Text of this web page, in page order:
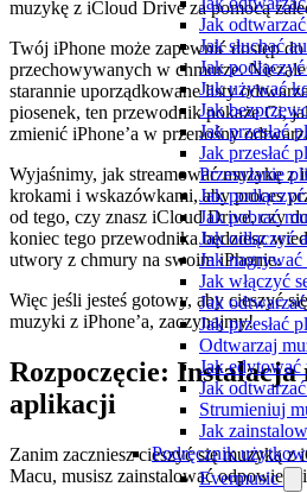
Jak
Jak słuchać
Jak
Jak używać
Jak
Jak przesłać
Jak przesłać
Przesyłanie
Jak
Jak pobrać
Jak
Jak
Jak włączyć
Jak
Jak przesłać
Odtwarzaj
Jak
Jak
Strumieniuj
Jak
Podręcznik
Evermusic
muzykę z iCloud Drive za pomocą
Twój iPhone może zapewnić dostęp
przechowywanych w chmurze.
starannie uporządkowane listy
piosenek, ten przewodnik pokaże Ci,
zmienić iPhone’a w przenośny
Wyjaśnimy, jak streamować muzykę z
krokami i wskazówkami, aby proces
od tego, czy znasz iCloud Drive, czy
koniec tego przewodnika będziesz
utwory z chmury na swoim iPhonie.
Więc jeśli jesteś gotowy, aby cieszyć
muzyki z iPhone’a, zaczynajmy!
Rozpoczęcie: Instalacja
aplikacji
Zanim zaczniesz cieszyć się muzyką
Macu, musisz zainstalować